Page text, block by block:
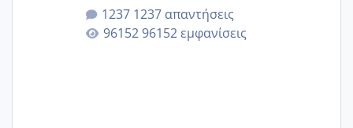
κλείσω ραντεβού για την αυχενική είναι
καμιά άλλη κοπέλα να γεννάει Μάιο ;;
1237 απαντήσεις
96152 εμφανίσεις